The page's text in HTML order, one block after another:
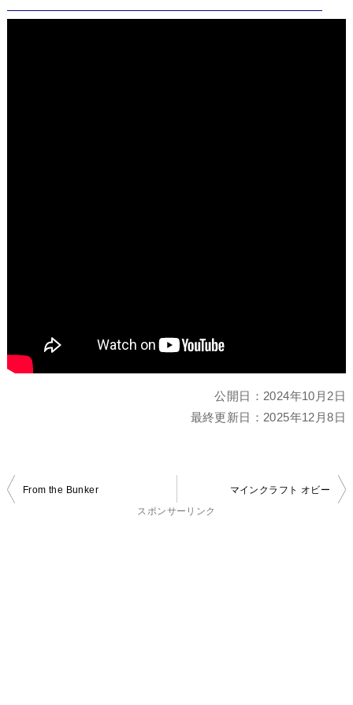
公開日： 2024年10月2日
最終更新日： 2025年12月8日
投
From the Bunker
マインクラフト オビー
スポンサーリンク